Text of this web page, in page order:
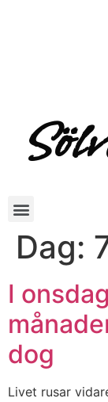
Dag:
I
dog
Livet rusar